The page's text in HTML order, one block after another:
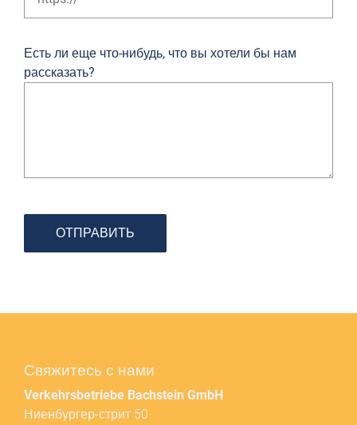
Есть ли еще что-нибудь, что вы хотели бы нам
рассказать?
ОТПРАВИТЬ
Свяжитесь с нами
Verkehrsbetriebe Bachstein GmbH
Ниенбургер-стрит 50